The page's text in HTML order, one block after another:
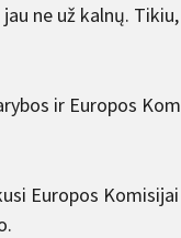
ne už kalnų.
ir Europos
Europos